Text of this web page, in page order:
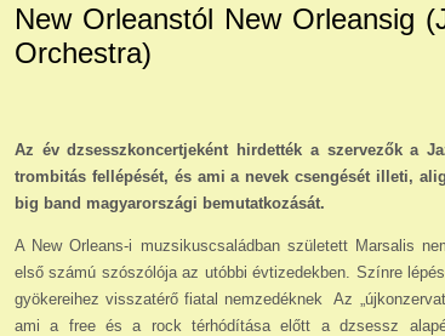
New Orleanstól New Orleansig
Orchestra)
Az év dzsesszkoncertjeként hirdették a szervezők a
trombitás fellépését, és ami a nevek csengését illeti,
big band magyarországi bemutatkozását.
A New Orleans-i muzsikuscsaládban született Marsalis
első számú szószólója az utóbbi évtizedekben. Színre
gyökereihez visszatérő fiatal nem­zedéknek Az
ami a free és a rock térhódítása előtt a dzsessz